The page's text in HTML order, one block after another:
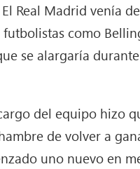
Real Madrid venía
como
se alargaría
del equipo hizo
de volver a
uno nuevo en